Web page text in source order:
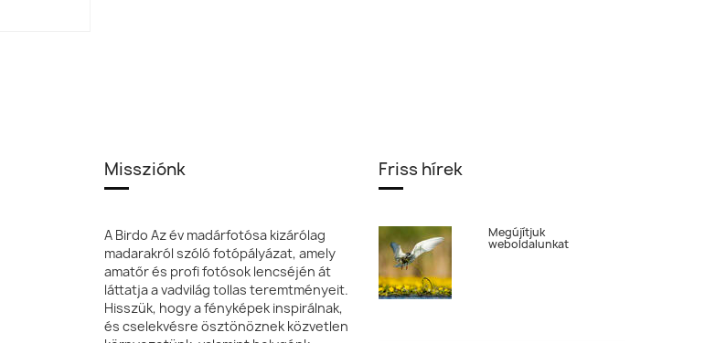
Missziónk
A Birdo Az év madárfotósa kizárólag
madarakról szóló fotópályázat, amely
amatőr és profi fotósok lencséjén át
láttatja a vadvilág tollas teremtményeit.
Hisszük, hogy a fényképek inspirálnak,
és cselekvésre ösztönöznek közvetlen
Friss hírek
Megújítjuk
weboldalunkat